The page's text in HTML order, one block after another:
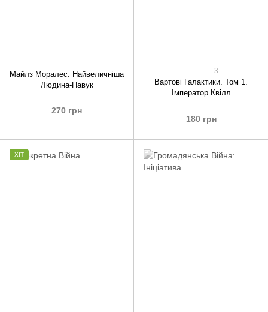
Майлз Моралес: Найвеличніша
Людина-Павук
270 грн
3
Вартові Галактики. Том 1.
Імператор Квілл
180 грн
ХІТ